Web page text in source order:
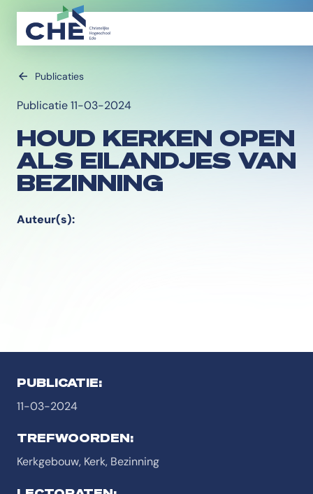
Publicaties
Publicatie 11-03-2024
HOUD KERKEN OPEN
ALS EILANDJES VAN
BEZINNING
Auteur(s):
PUBLICATIE:
11-03-2024
TREFWOORDEN:
Kerkgebouw, Kerk, Bezinning